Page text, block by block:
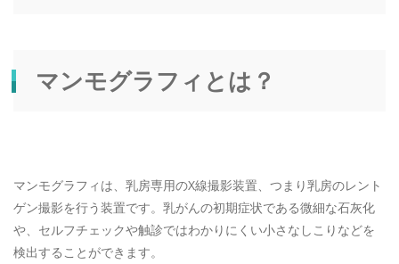
マンモグラフィとは？
マンモグラフィは、乳房専用のX線撮影装置、つまり乳房のレント
ゲン撮影を行う装置です。乳がんの初期症状である微細な石灰化
や、セルフチェックや触診ではわかりにくい小さなしこりなどを
検出することができます。